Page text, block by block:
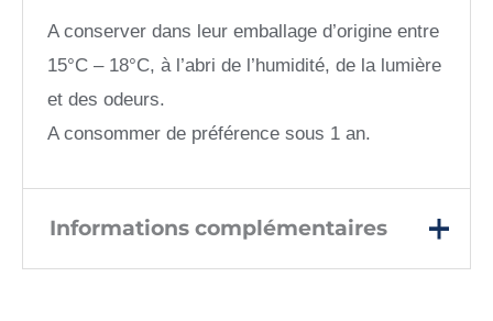
A conserver dans leur emballage d’origine entre
15°C – 18°C, à l’abri de l’humidité, de la lumière
et des odeurs.
A consommer de préférence sous 1 an.
Informations complémentaires